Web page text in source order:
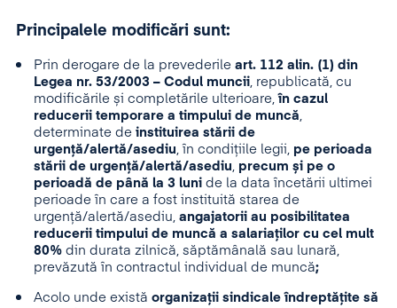
Principalele modificări sunt:
Prin derogare de la prevederile art. 112 alin. (1) din
Legea nr. 53/2003 – Codul muncii, republicată, cu
modificările și completările ulterioare,în cazul
reducerii temporare a timpului de muncă,
determinate de instituirea stării de
urgență/alertă/asediu, în condițiile legii, pe perioada
stării de urgență/alertă/asediu, precum și pe o
perioadă de până la 3 luni de la data încetării ultimei
perioade în care a fost instituită starea de
urgență/alertă/asediu, angajatorii au posibilitatea
reducerii timpului de muncă a salariaților cu cel mult
80% din durata zilnică, săptămânală sau lunară,
prevăzută în contractul individual de muncă;
Acolo unde există organizații sindicale îndreptățite să